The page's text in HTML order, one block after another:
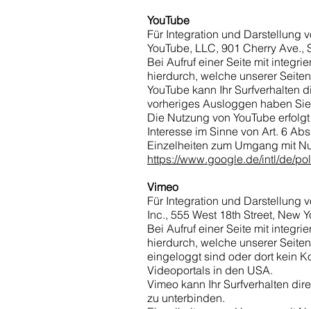
YouTube
Für Integration und Darstellung
YouTube, LLC, 901 Cherry Ave.,
Bei Aufruf einer Seite mit
hierdurch, welche unserer
YouTube kann Ihr Surfverhalten
vorheriges Ausloggen haben
Die Nutzung von YouTube
Interesse im Sinne von Art. 6
Einzelheiten zum Umgang mit
https://www.google.de/intl/de/
Vimeo
Für Integration und Darstellung
Inc., 555 West 18th Street, New
Bei Aufruf einer Seite mit
hierdurch, welche unserer
eingeloggt sind oder dort kein
Videoportals in den USA.
Vimeo kann Ihr Surfverhalten
zu unterbinden.